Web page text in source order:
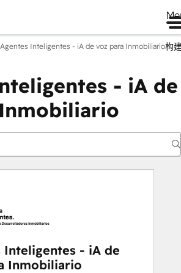
Agentes Inteligentes - iA de voz para Inmobiliario构
- iA de
Inteligentes - iA de
Inmobiliario